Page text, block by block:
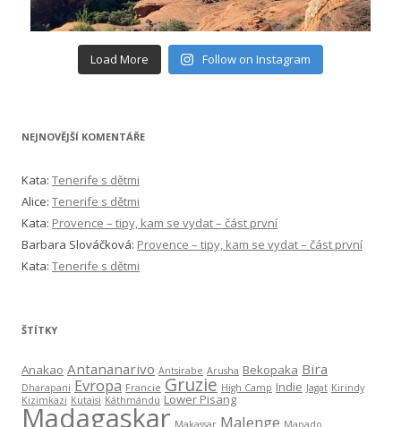
Load More Follow on Instagram
NEJNOVĚJŠÍ KOMENTÁŘE
Kata: Tenerife s dětmi
Alice: Tenerife s dětmi
Kata: Provence – tipy, kam se vydat – část první
Barbara Slováčková: Provence – tipy, kam se vydat – část první
Kata: Tenerife s dětmi
ŠTÍTKY
Anakao Antananarivo Antsirabe Arusha Bekopaka Bira
Dharapani Evropa Francie Gruzie High Camp Indie Jagat Kirindy
Kizimkazi Kutaisi Káthmándú Lower Pisang
Madagaskar Makassar Malenge Manado